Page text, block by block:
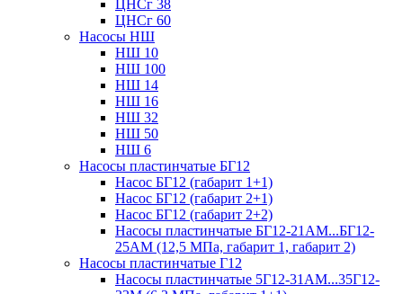
ЦНСг 38
ЦНСг 60
Насосы НШ
НШ 10
НШ 100
НШ 14
НШ 16
НШ 32
НШ 50
НШ 6
Насосы пластинчатые БГ12
Насос БГ12 (габарит 1+1)
Насос БГ12 (габарит 2+1)
Насос БГ12 (габарит 2+2)
Насосы пластинчатые БГ12-21АМ...БГ12-
25АМ (12,5 МПа, габарит 1, габарит 2)
Насосы пластинчатые Г12
Насосы пластинчатые 5Г12-31АМ...35Г12-